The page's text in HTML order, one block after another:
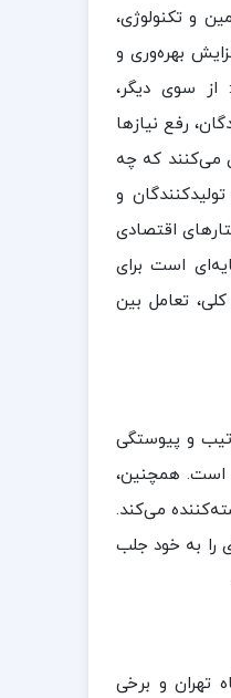
و تکنولوژی،
بهره‌وری و
از سوی دیگر،
رفع نیازها
می‌کنند که چه
و
اقتصادی
است برای
تعامل بین
و پیوستگی
است. همچنین،
می‌کند.
را به خود جلب
تهران و برخی